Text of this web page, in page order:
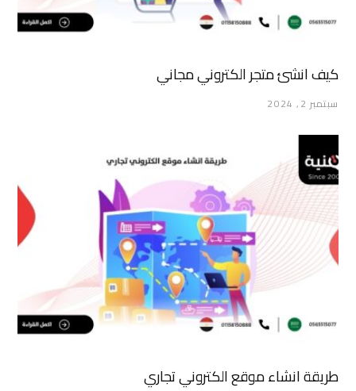
كيف انشئ متجر الكتروني مجاني
سبتمبر 2, 2024
طريقة انشاء موقع الكتروني تجاري